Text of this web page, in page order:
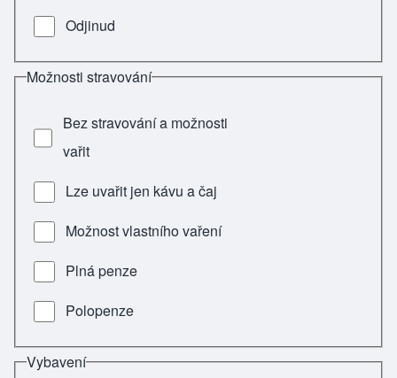
Odjinud
Možnosti stravování
Bez stravování a možnosti
vařit
Lze uvařit jen kávu a čaj
Možnost vlastního vaření
Plná penze
Polopenze
Vybavení